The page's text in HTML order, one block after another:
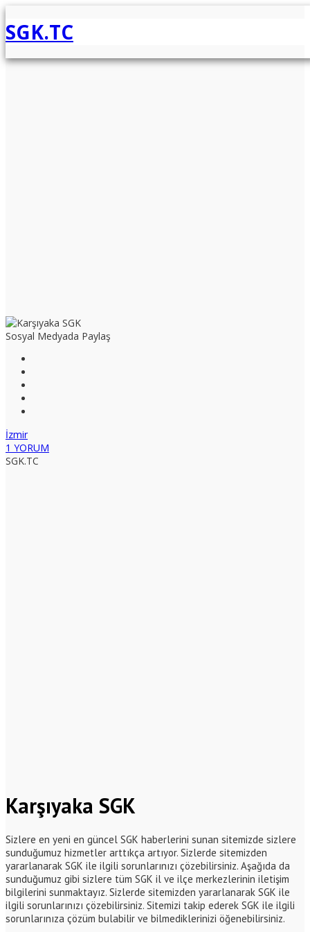
SGK.TC
Sosyal Medyada Paylaş
İzmir
1 YORUM
SGK.TC
Karşıyaka SGK
Sizlere en yeni en güncel SGK haberlerini sunan sitemizde sizlere
sunduğumuz hizmetler arttıkça artıyor. Sizlerde sitemizden
yararlanarak SGK ile ilgili sorunlarınızı çözebilirsiniz. Aşağıda da
sunduğumuz gibi sizlere tüm SGK il ve ilçe merkezlerinin iletişim
bilgilerini sunmaktayız. Sizlerde sitemizden yararlanarak SGK ile
ilgili sorunlarınızı çözebilirsiniz. Sitemizi takip ederek SGK ile ilgili
sorunlarınıza çözüm bulabilir ve bilmediklerinizi öğenebilirsiniz.